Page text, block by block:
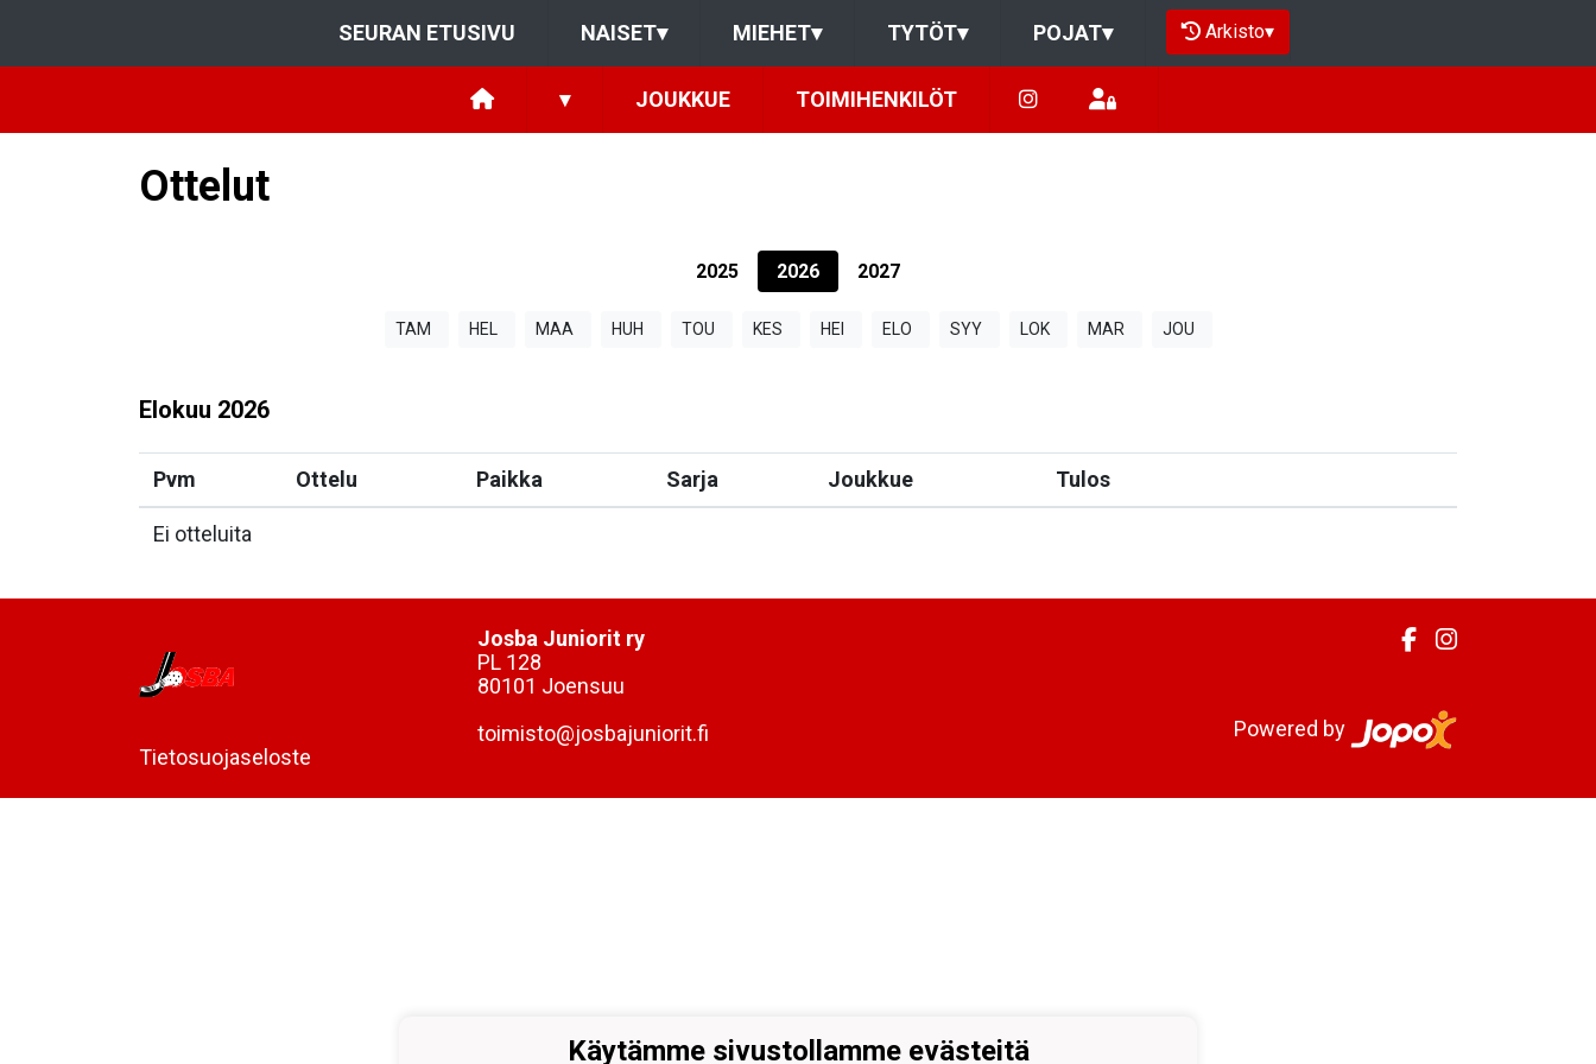
SEURAN ETUSIVU NAISET▾ MIEHET▾ TYTÖT▾ POJAT▾ Arkisto▾
▾ JOUKKUE TOIMIHENKILÖT
Ottelut
2025 2026 2027
TAM HEL MAA HUH TOU KES HEI ELO SYY LOK MAR JOU
Elokuu 2026
Pvm Ottelu Paikka Sarja Joukkue Tulos
Ei otteluita
Tietosuojaseloste
Josba Juniorit ry
PL 128
80101 Joensuu
toimisto@josbajuniorit.fi
Powered by
Käytämme sivustollamme evästeitä